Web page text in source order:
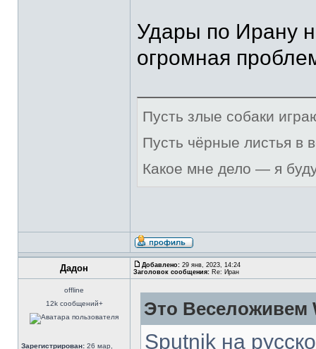
Удары по Ирану
огромная
Пусть злые собаки
Пусть чёрные листья в
Какое мне дело — я
Дадон Добавлено: 29 янв, 2023, 14:24
Заголовок сообщения: Re: Иран
offline
12k сообщений+
Зарегистрирован: 26 мар,
Это Веселоживем
Sputnik на